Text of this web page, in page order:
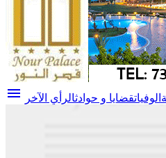
menu الوفياتقضايا و حوادثالرأي الآخر